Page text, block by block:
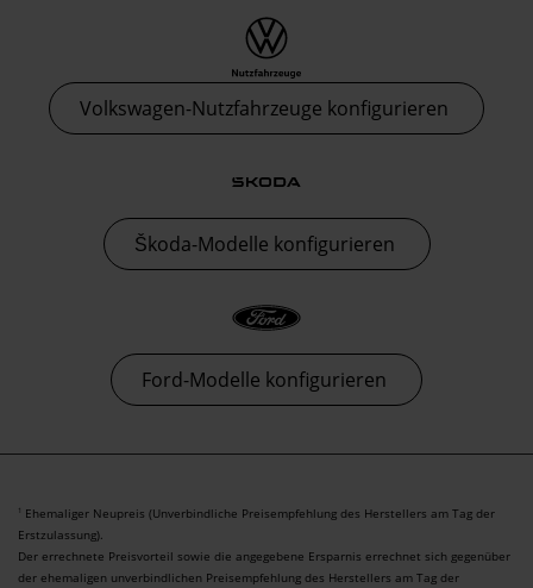
Volkswagen-Nutzfahrzeuge konfigurieren
Škoda-Modelle konfigurieren
Ford-Modelle konfigurieren
1 Ehemaliger Neupreis (Unverbindliche Preisempfehlung des Herstellers am Tag der
Erstzulassung).
Der errechnete Preisvorteil sowie die angegebene Ersparnis errechnet sich gegenüber
der ehemaligen unverbindlichen Preisempfehlung des Herstellers am Tag der